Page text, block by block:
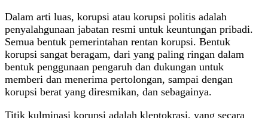
Dalam arti luas, korupsi atau korupsi politis adalah
penyalahgunaan jabatan resmi untuk keuntungan pribadi.
Semua bentuk pemerintahan rentan korupsi. Bentuk
korupsi sangat beragam, dari yang paling ringan dalam
bentuk penggunaan pengaruh dan dukungan untuk
memberi dan menerima pertolongan, sampai dengan
korupsi berat yang diresmikan, dan sebagainya.
Titik kulminasi korupsi adalah kleptokrasi, yang secara